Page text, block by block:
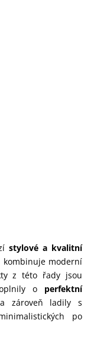
stylové a kvalitní
kombinuje moderní
z této řady jsou
o perfektní
zároveň ladily s
po